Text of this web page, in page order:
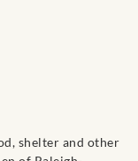
shelter and other